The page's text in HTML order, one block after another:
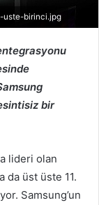
uste-birinci.jpg
bir
lideri olan
da üst üste 11.
Samsung’un